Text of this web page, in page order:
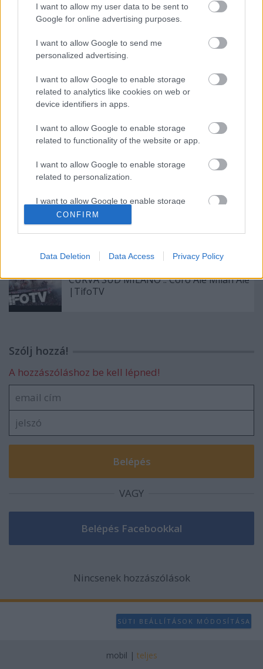
I want to allow my user data to be sent to
Google for online advertising purposes.
I want to allow Google to send me
personalized advertising.
I want to allow Google to enable storage
related to analytics like cookies on web or
device identifiers in apps.
I want to allow Google to enable storage
related to functionality of the website or app.
I want to allow Google to enable storage
related to personalization.
I want to allow Google to enable storage
related to security, including authentication
functionality and fraud prevention, and other
CONFIRM
Data Deletion Data Access Privacy Policy
Jó hangulat várható vasárnapra
Szurkolói busz indul ismét
Nyíregyházára!
ULTRAS ASSE .. Supporters Of AS Saint-
Étienne |TifoTV
1 év kitiltás a Dió drukkernek
CURVA SUD MILANO .. Coro Alè Milan Alè
|TifoTV
Szólj hozzá!
A hozzászóláshoz be kell lépned!
VAGY
Nincsenek hozzászólások
SÜTI BEÁLLÍTÁSOK MÓDOSÍTÁSA
mobil | teljes